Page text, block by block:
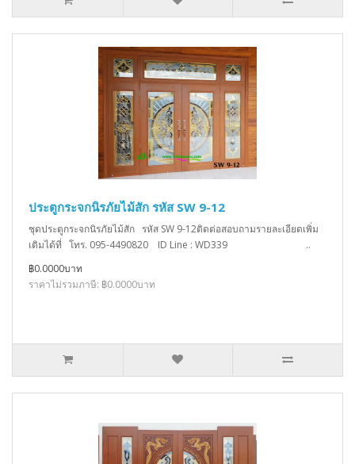
ประตูกระจกนิรภัยไม้สัก รหัส SW 9-12
ชุดประตูกระจกนิรภัยไม้สัก รหัส SW 9-12ติดต่อสอบถามรายละเอียดเพิ่ม
เติมได้ที่ โทร. 095-4490820 ID Line : WD339 ..
฿0.0000บาท
ราคาไม่รวมภาษี: ฿0.0000บาท